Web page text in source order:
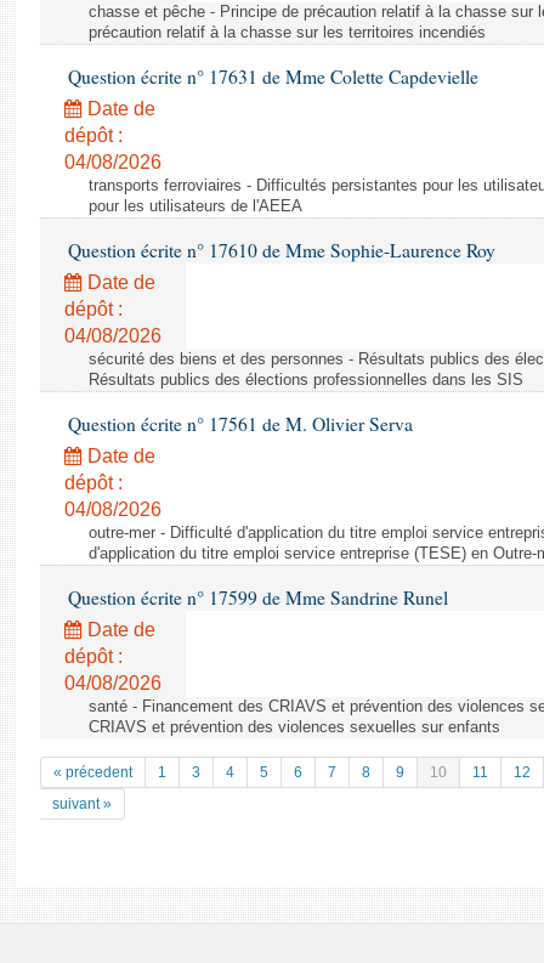
chasse et pêche - Principe de précaution relatif à la chasse sur
précaution relatif à la chasse sur les territoires incendiés
Question écrite n° 17631 de Mme Colette Capdevielle
Date de
dépôt :
04/08/2026
transports ferroviaires - Difficultés persistantes pour les
pour les utilisateurs de l'AEEA
Question écrite n° 17610 de Mme Sophie-Laurence Roy
Date de
dépôt :
04/08/2026
sécurité des biens et des personnes - Résultats publics des
Résultats publics des élections professionnelles dans les SIS
Question écrite n° 17561 de M. Olivier Serva
Date de
dépôt :
04/08/2026
outre-mer - Difficulté d'application du titre emploi service
d'application du titre emploi service entreprise (TESE) en Outre-
Question écrite n° 17599 de Mme Sandrine Runel
Date de
dépôt :
04/08/2026
santé - Financement des CRIAVS et prévention des violences
CRIAVS et prévention des violences sexuelles sur enfants
« précedent 1 3 4 5 6 7 8 9 10 11
12
suivant »